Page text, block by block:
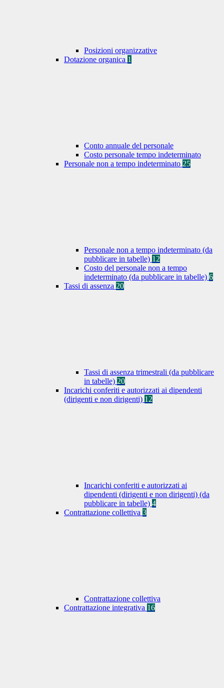
Posizioni organizzative
Dotazione organica 1
Conto annuale del personale
Costo personale tempo indeterminato
Personale non a tempo indeterminato 25
Personale non a tempo indeterminato (da
pubblicare in tabelle) 12
Costo del personale non a tempo
indeterminato (da pubblicare in tabelle) 6
Tassi di assenza 20
Tassi di assenza trimestrali (da pubblicare
in tabelle) 20
Incarichi conferiti e autorizzati ai dipendenti
(dirigenti e non dirigenti) 12
Incarichi conferiti e autorizzati ai
dipendenti (dirigenti e non dirigenti) (da
pubblicare in tabelle) 4
Contrattazione collettiva 3
Contrattazione collettiva
Contrattazione integrativa 16